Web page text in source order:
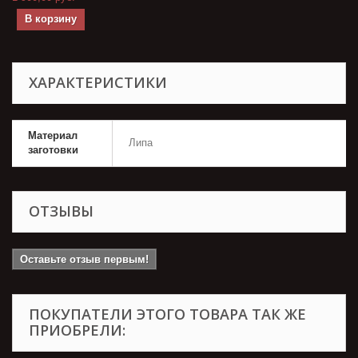
В корзину
ХАРАКТЕРИСТИКИ
Материал
заготовки
Липа
ОТЗЫВЫ
Оставьте отзыв первым!
ПОКУПАТЕЛИ ЭТОГО ТОВАРА ТАК ЖЕ
ПРИОБРЕЛИ: